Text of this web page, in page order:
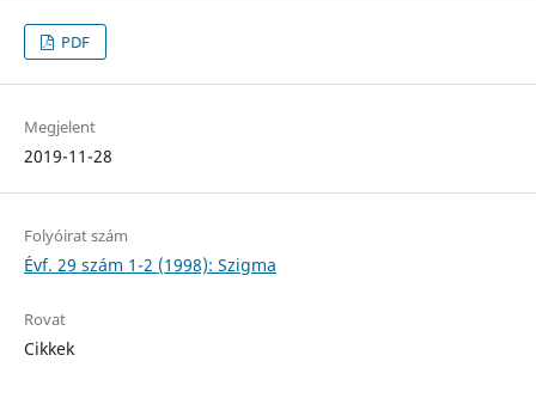
PDF
Megjelent
2019-11-28
Folyóirat szám
Évf. 29 szám 1-2 (1998): Szigma
Rovat
Cikkek